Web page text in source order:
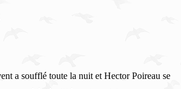
a soufflé toute la nuit et Hector Poireau se